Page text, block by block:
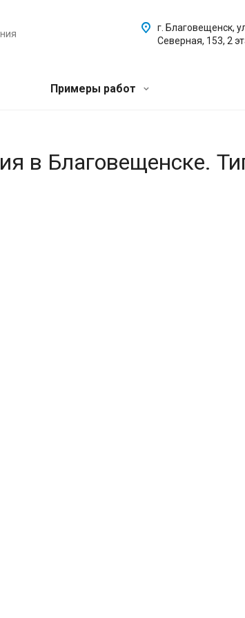
г. Благовещенск,
Северная, 153, 2
Примеры работ
в Благовещенске.